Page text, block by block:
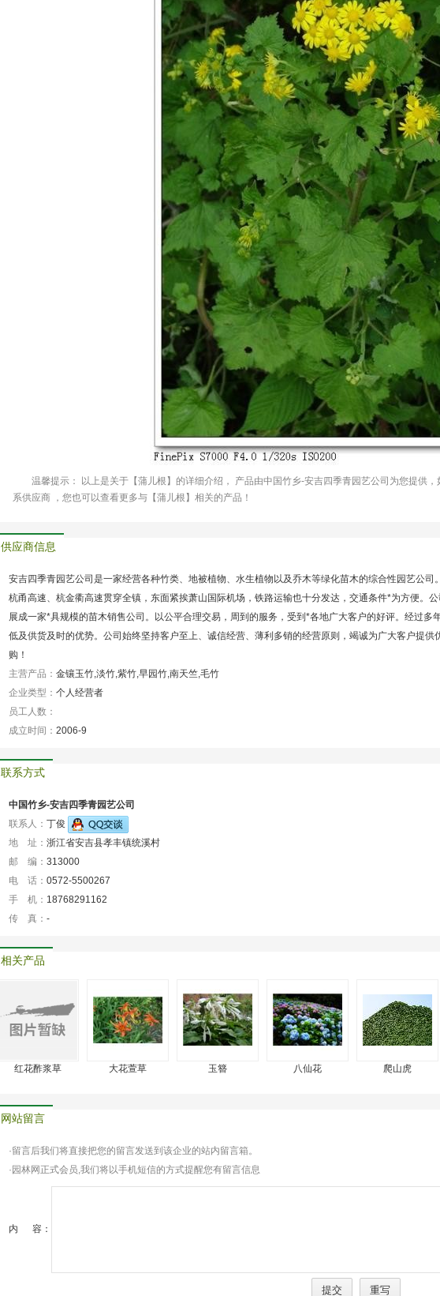
温馨提示： 以上是关于【蒲儿根】的详细介绍， 产品由中国竹乡-安吉四季青园艺公司为您提供
系供应商 ，您也可以查看更多与【蒲儿根】相关的产品！
供应商信息
安吉四季青园艺公司是一家经营各种竹类、地被植物、水生植物以及乔木等绿化苗木的综合性园艺公司
杭甬高速、杭金衢高速贯穿全镇，东面紧挨萧山国际机场，铁路运输也十分发达，交通条件*为方便。
展成一家*具规模的苗木销售公司。以公平合理交易，周到的服务，受到*各地广大客户的好评。经过
低及供货及时的优势。公司始终坚持客户至上、诚信经营、薄利多销的经营原则，竭诚为广大客户提
购！
主营产品： 金镶玉竹,淡竹,紫竹,早园竹,南天竺,毛竹
企业类型： 个人经营者
员工人数：
成立时间： 2006-9
联系方式
中国竹乡-安吉四季青园艺公司
联系人： 丁俊
地 址： 浙江省安吉县孝丰镇统溪村
邮 编： 313000
电 话： 0572-5500267
手 机： 18768291162
传 真： -
相关产品
红花酢浆草 大花萱草 玉簪 八仙花 爬山虎
网站留言
·留言后我们将直接把您的留言发送到该企业的站内留言箱。
·园林网正式会员,我们将以手机短信的方式提醒您有留言信息
内 容：